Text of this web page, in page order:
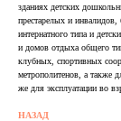
зданиях детских
престарелых и
интернатного типа и
и домов отдыха общего
клубных, спортивных
метрополитенов, а также
же для эксплуатации во
НАЗАД